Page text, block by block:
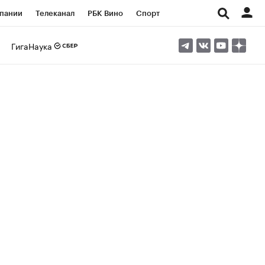
Телеканал РБК Вино Спорт
ГигаНаука